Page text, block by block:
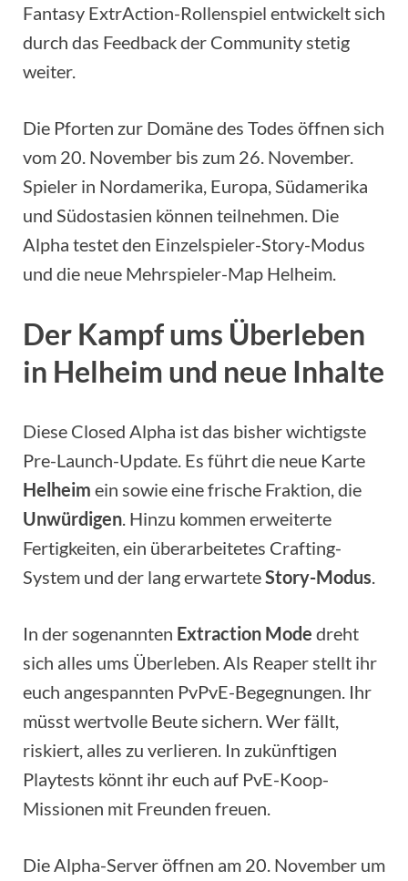
Fantasy ExtrAction-Rollenspiel entwickelt sich
durch das Feedback der Community stetig
weiter.
Die Pforten zur Domäne des Todes öffnen sich
vom 20. November bis zum 26. November.
Spieler in Nordamerika, Europa, Südamerika
und Südostasien können teilnehmen. Die
Alpha testet den Einzelspieler-Story-Modus
und die neue Mehrspieler-Map Helheim.
Der Kampf ums Überleben
in Helheim und neue Inhalte
Diese Closed Alpha ist das bisher wichtigste
Pre-Launch-Update. Es führt die neue Karte
Helheim ein sowie eine frische Fraktion, die
Unwürdigen . Hinzu kommen erweiterte
Fertigkeiten, ein überarbeitetes Crafting-
System und der lang erwarteteStory-Modus
In der sogenannten Extraction Mode dreht
sich alles ums Überleben. Als Reaper stellt ihr
euch angespannten PvPvE-Begegnungen. Ihr
müsst wertvolle Beute sichern. Wer fällt,
riskiert, alles zu verlieren. In zukünftigen
Playtests könnt ihr euch auf PvE-Koop-
Missionen mit Freunden freuen.
Die Alpha-Server öffnen am 20. November um